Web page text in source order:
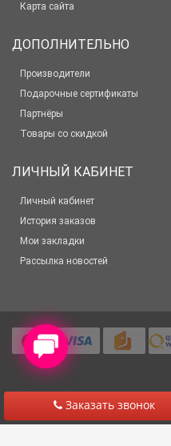
Заказать звонок
Карта сайта
ДОПОЛНИТЕЛЬНО
Производители
Подарочные сертификаты
Партнёры
Товары со скидкой
ЛИЧНЫЙ КАБИНЕТ
Личный кабинет
История заказов
Мои закладки
Рассылка новостей
© 2012-2025 Все права защищены